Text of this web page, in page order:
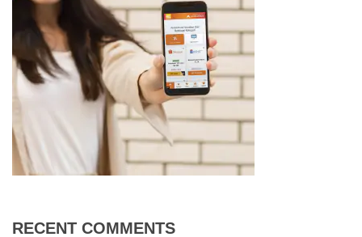
RECENT COMMENTS